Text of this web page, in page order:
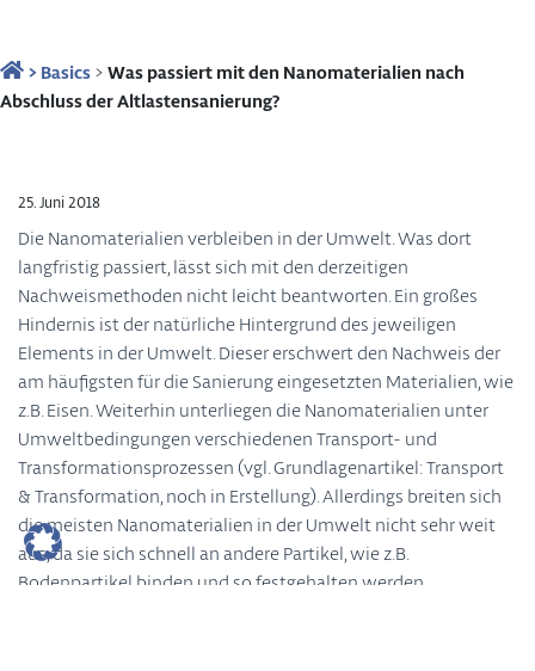
>Basics>Was passiert mit den Nanomaterialien nach
Abschluss der Altlastensanierung?
25. Juni 2018
Die Nanomaterialien verbleiben in der Umwelt. Was dort
langfristig passiert, lässt sich mit den derzeitigen
Nachweismethoden nicht leicht beantworten. Ein großes
Hindernis ist der natürliche Hintergrund des jeweiligen
Elements in der Umwelt. Dieser erschwert den Nachweis der
am häufigsten für die Sanierung eingesetzten Materialien, wie
z.B. Eisen. Weiterhin unterliegen die Nanomaterialien unter
Umweltbedingungen verschiedenen Transport- und
Transformationsprozessen (vgl. Grundlagenartikel: Transport
& Transformation, noch in Erstellung). Allerdings breiten sich
die meisten Nanomaterialien in der Umwelt nicht sehr weit
aus, da sie sich schnell an andere Partikel, wie z.B.
Bodenpartikel binden und so festgehalten werden.